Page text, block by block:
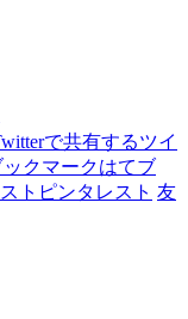
ツイ
はてブ
ピンタレスト 友